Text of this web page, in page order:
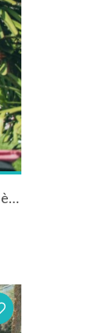
VILLA océan-Achard-Labenne meublé touristique 4* landes sud derrière la dune / SPA extérieur/PISCINE chauffée/GAZEBO 6 pers